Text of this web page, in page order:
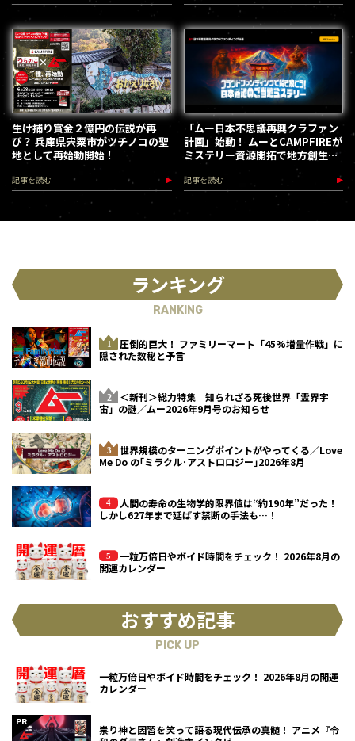
生け捕り賞金２億円の伝説が再
び？ 兵庫県宍粟市がツチノコの聖
地として再始動開始！
記事を読む
「ムー日本不思議再興クラファン
計画」始動！ ムーとCAMPFIREが
ミステリー資源開拓で地方創生を
加速します
記事を読む
ランキング
RANKING
圧倒的巨大！ ファミリーマート「45%増量作戦」に
隠された数秘と予言
＜新刊＞総力特集 知られざる死後世界「霊界宇
宙」の謎／ムー2026年9月号のお知らせ
世界規模のターニングポイントがやってくる／Love
Me Do の｢ミラクル･アストロロジー｣2026年8月
人間の寿命の生物学的限界値は“約190年”だった！
しかし627年まで延ばす禁断の手法も…！
一粒万倍日やボイド時間をチェック！ 2026年8月の
開運カレンダー
おすすめ記事
PICK UP
一粒万倍日やボイド時間をチェック！ 2026年8月の開運
カレンダー
祟り神と因習を笑って語る現代伝承の真髄！ アニメ『令